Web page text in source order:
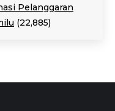
Pelanggaran
(22,885)